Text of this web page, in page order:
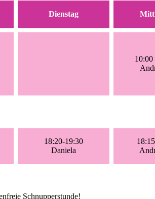
Dienstag
10:00
18:20-19:30
Daniela
Schnupperstunde!